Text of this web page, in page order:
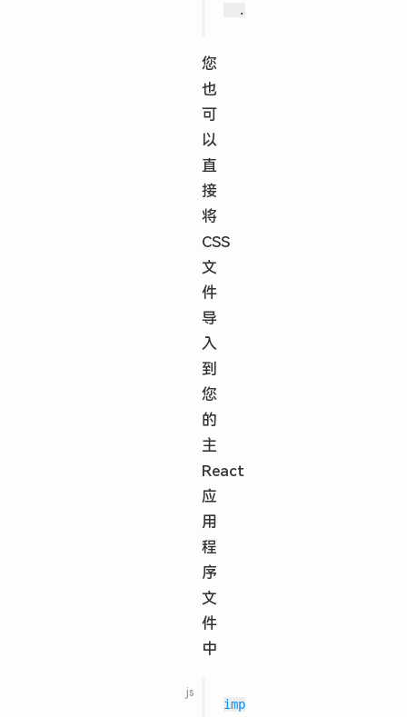
您
也
可
以
直
接
将
CSS
文
件
导
入
到
您
的
主
React
应
用
程
序
文
件
中
import